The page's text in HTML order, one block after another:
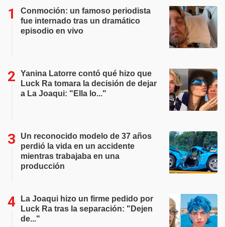
Conmoción: un famoso periodista
fue internado tras un dramático
episodio en vivo
Yanina Latorre contó qué hizo que
Luck Ra tomara la decisión de dejar
a La Joaqui: "Ella lo..."
Un reconocido modelo de 37 años
perdió la vida en un accidente
mientras trabajaba en una
producción
La Joaqui hizo un firme pedido por
Luck Ra tras la separación: "Dejen
de..."